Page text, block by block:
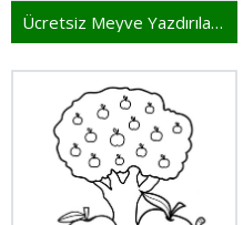
Ücretsiz Meyve Yazdırılabilir